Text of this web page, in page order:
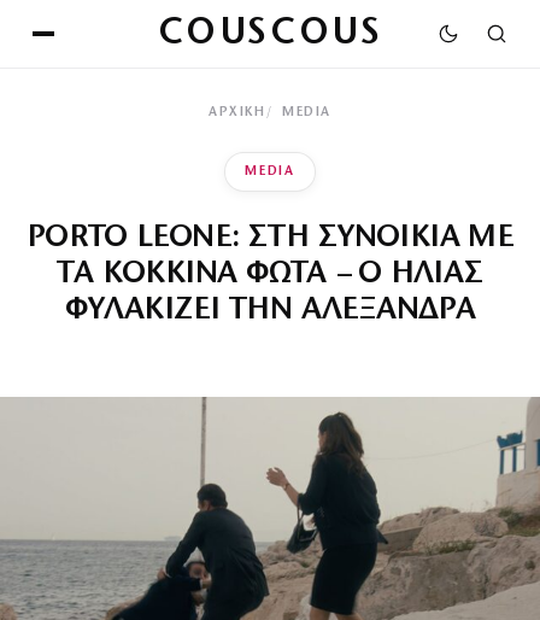
COUSCOUS
ΑΡΧΙΚΉ MEDIA
MEDIA
PORTO LEONE: ΣΤΗ ΣΥΝΟΙΚΙΑ ΜΕ
ΤΑ ΚΟΚΚΙΝΑ ΦΩΤΑ – Ο ΗΛΙΑΣ
ΦΥΛΑΚΙΖΕΙ ΤΗΝ ΑΛΕΞΑΝΔΡΑ